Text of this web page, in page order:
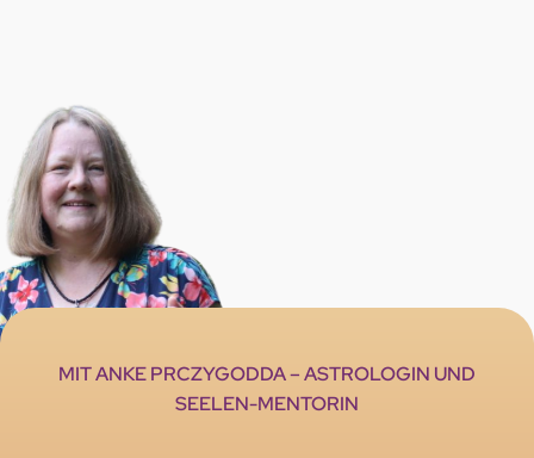
MIT ANKE PRCZYGODDA – ASTROLOGIN UND
SEELEN-MENTORIN